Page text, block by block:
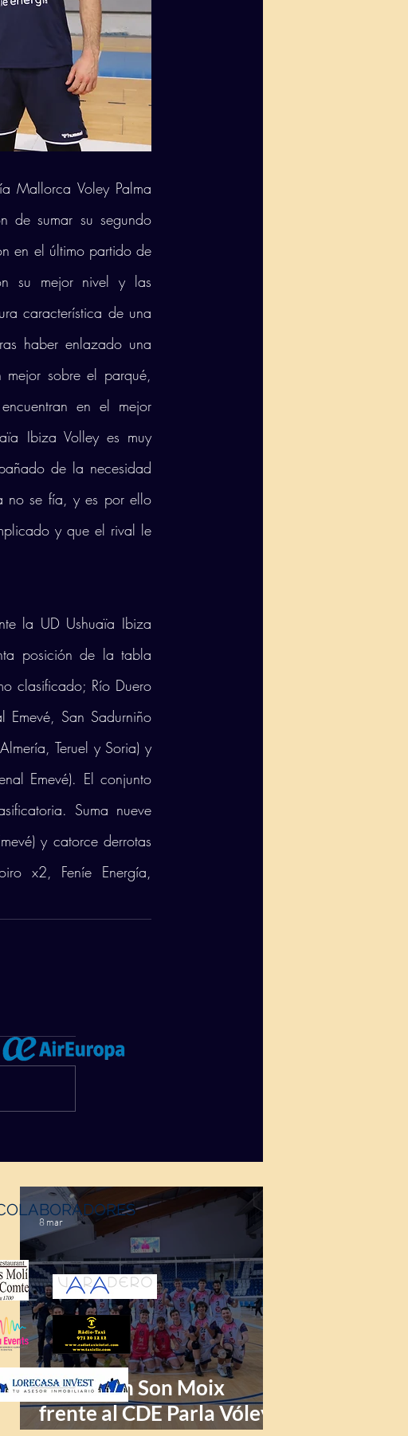
Mallorca Voley Palma
de sumar su segundo
en el último partido de
su mejor nivel y las
característica de una
haber enlazado una
sobre el parqué,
en el mejor
Ibiza Volley es muy
de la necesidad
no se fía, y es por ello
y que el rival le
la UD Ushuaïa Ibiza
posición de la tabla
clasificado; Río Duero
San Sadurniño
Teruel y Soria) y
Emevé). El conjunto
Suma nueve
y catorce derrotas
x2, Feníe Energía,
Triunfo en Son Moix
frente al CDE Parla Vóley
8 mar